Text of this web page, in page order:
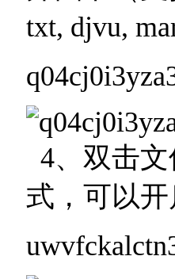
txt, djvu,
4、双击
式，可以